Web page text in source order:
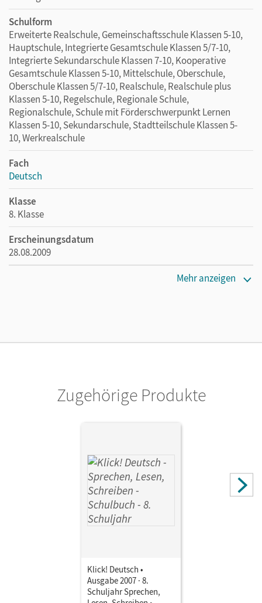
Schulform
Erweiterte Realschule, Gemeinschaftsschule Klassen 5-10,
Hauptschule, Integrierte Gesamtschule Klassen 5/7-10,
Integrierte Sekundarschule Klassen 7-10, Kooperative
Gesamtschule Klassen 5-10, Mittelschule, Oberschule,
Oberschule Klassen 5/7-10, Realschule, Realschule plus
Klassen 5-10, Regelschule, Regionale Schule,
Regionalschule, Schule mit Förderschwerpunkt Lernen
Klassen 5-10, Sekundarschule, Stadtteilschule Klassen 5-
10, Werkrealschule
Fach
Deutsch
Klasse
8. Klasse
Erscheinungsdatum
28.08.2009
Wengert, Siegfried; Klaßmann, Gabriele; Westermeier,
Mehr anzeigen
Zugehörige Produkte
Klick! Deutsch •
Ausgabe 2007 · 8.
Schuljahr Sprechen,